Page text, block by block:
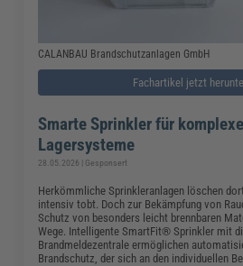
CALANBAU Brandschutzanlagen GmbH
Fachartikel jetzt
Smarte Sprinkler für
Lagersysteme
28.05.2026 | Gesponsert
Herkömmliche Sprinkleranlagen löschen
intensiv tobt. Doch zur Bekämpfung von
Schutz von besonders leicht brennbaren
Wege. Intelligente SmartFit® Sprinkler mit
Brandmeldezentrale ermöglichen
Brandschutz, der sich an den individuellen